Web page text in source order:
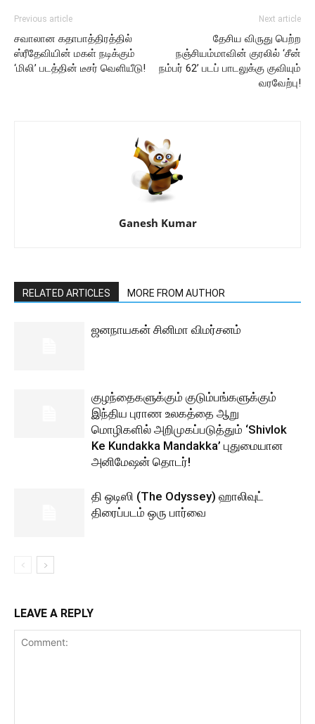
Previous article
சவாலான கதாபாத்திரத்தில்
ஸ்ரீதேவியின் மகள் நடிக்கும்
‘மிலி’ படத்தின் டீசர் வெளியீடு!
Next article
தேசிய விருது பெற்ற
நஞ்சியம்மாவின் குரலில் ‘சீன்
நம்பர் 62’ படப் பாடலுக்கு குவியும்
வரவேற்பு!
Ganesh Kumar
RELATED ARTICLES MORE FROM AUTHOR
ஜனநாயகன் சினிமா விமர்சனம்
குழந்தைகளுக்கும் குடும்பங்களுக்கும்
இந்திய புராண உலகத்தை ஆறு
மொழிகளில் அறிமுகப்படுத்தும் ‘Shivlok
Ke Kundakka Mandakka’ புதுமையான
அனிமேஷன் தொடர்!
தி ஒடிஸி (The Odyssey) ஹாலிவுட்
திரைப்படம் ஒரு பார்வை
LEAVE A REPLY